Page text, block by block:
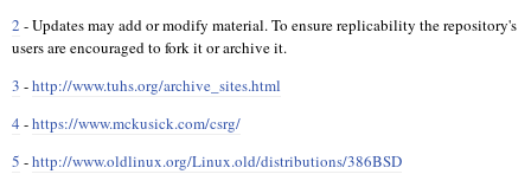
2 - Updates may add or modify material. To ensure replicability the repository's
users are encouraged to fork it or archive it.
3 -http://www.tuhs.org/archive_sites.html
4 -https://www.mckusick.com/csrg/
5 -http://www.oldlinux.org/Linux.old/distributions/386BSD